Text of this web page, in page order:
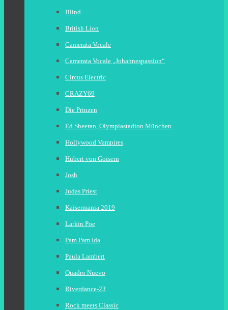
Blind
British Lion
Camerata Vocale
Camerata Vocale „Johannespassion“
Circus Electric
CRAZY69
Die Prinzen
Ed Sheeran, Olympiastadion München
Hollywood Vampires
Hubert von Goisern
Josh
Judas Priest
Kaisermania 2019
Larkin Poe
Pam Pam Ida
Paula Lambert
Quadro Nuevo
Riverdance-23
Rock meets Classic